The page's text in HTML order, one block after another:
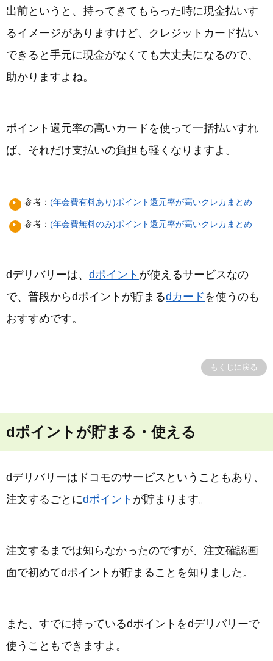
出前というと、持ってきてもらった時に現金払いす
るイメージがありますけど、クレジットカード払い
できると手元に現金がなくても大丈夫になるので、
助かりますよね。
ポイント還元率の高いカードを使って一括払いすれ
ば、それだけ支払いの負担も軽くなりますよ。
参考： (年会費有料あり)ポイント還元率が高いクレカまとめ
参考： (年会費無料のみ)ポイント還元率が高いクレカまとめ
dデリバリーは、 dポイント が使えるサービスなの
で、普段からdポイントが貯まるdカード を使うのも
おすすめです。
もくじに戻る
dポイントが貯まる・使える
dデリバリーはドコモのサービスということもあり、
注文するごとにdポイント が貯まります。
注文するまでは知らなかったのですが、注文確認画
面で初めてdポイントが貯まることを知りました。
また、すでに持っているdポイントをdデリバリーで
使うこともできますよ。